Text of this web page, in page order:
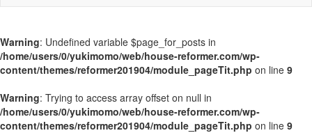
Warning: Undefined variable $page_for_posts in
/home/users/0/yukimomo/web/house-reformer.com/wp-
content/themes/reformer201904/module_pageTit.php on line 9
Warning: Trying to access array offset on null in
/home/users/0/yukimomo/web/house-reformer.com/wp-
content/themes/reformer201904/module_pageTit.php on line 9